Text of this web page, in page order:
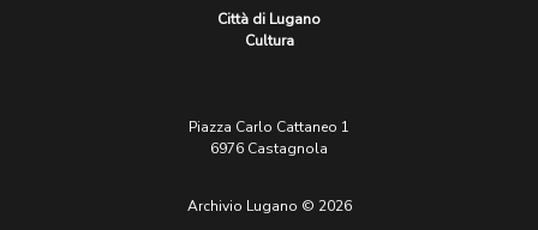
Città di Lugano
Cultura
Piazza Carlo Cattaneo 1
6976 Castagnola
Archivio Lugano © 2026